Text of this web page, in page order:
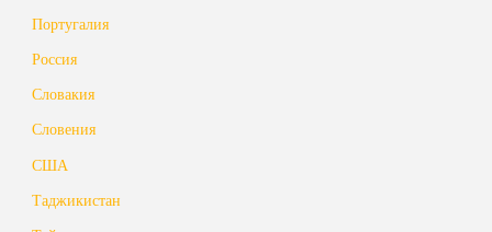
Португалия
Россия
Словакия
Словения
США
Таджикистан